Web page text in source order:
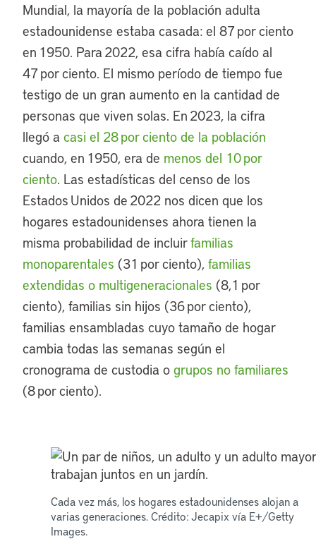
Mundial, la mayoría de la población adulta
estadounidense estaba casada: el 87 por ciento
en 1950. Para 2022, esa cifra había caído al
47 por ciento. El mismo período de tiempo fue
testigo de un gran aumento en la cantidad de
personas que viven solas. En 2023, la cifra
llegó a casi el 28 por ciento de la población
cuando, en 1950, era de menos del 10 por
ciento. Las estadísticas del censo de los
Estados Unidos de 2022 nos dicen que los
hogares estadounidenses ahora tienen la
misma probabilidad de incluirfamilias
monoparentales (31 por ciento), familias
extendidas o multigeneracionales (8,1 por
ciento), familias sin hijos (36 por ciento),
familias ensambladas cuyo tamaño de hogar
cambia todas las semanas según el
cronograma de custodia o grupos no familiares
(8 por ciento).
Cada vez más, los hogares estadounidenses alojan a
varias generaciones. Crédito: Jecapix vía E+/Getty
Images.